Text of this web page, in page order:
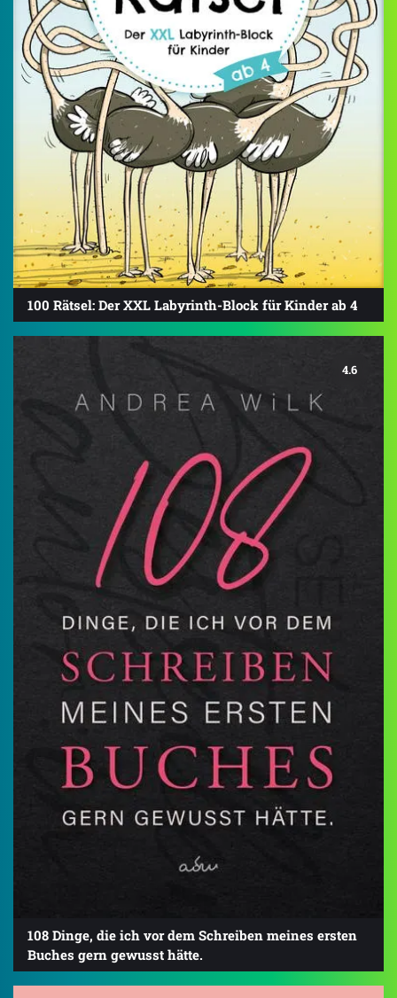
100 Rätsel: Der XXL Labyrinth-Block für Kinder ab 4
4.6
108 Dinge, die ich vor dem Schreiben meines ersten
Buches gern gewusst hätte.